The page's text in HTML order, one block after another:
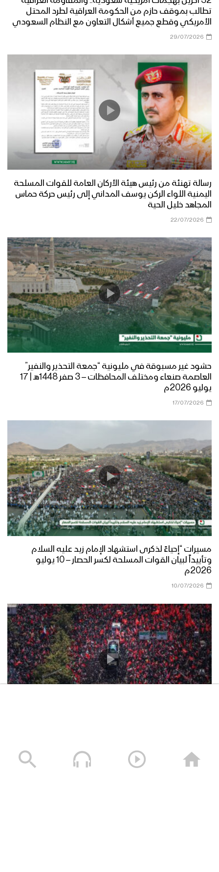
تطالب بموقف حازم من الحكومة العراقية لطرد المحتل
الأمريكي وقطع جميع أشكال التعاون مع النظام السعودي
29/07/2026
رسالة تهنئة من رئيس هيئة الأركان العامة للقوات المسلحة
اليمنية اللواء الركن يوسف المداني إلى رئيس حركة حماس
المجاهد خليل الحية
22/07/2026
حشود غير مسبوقة في مليونية “جمعة التحذير والنفير”
العاصمة صنعاء ومختلف المحافظات – 3 صفر 1448هـ | 17
يوليو 2026م
17/07/2026
مسيرات “إحياءً لذكرى استشهاد الإمام زيد عليه السلام
وتأييداً لبيان القوات المسلحة لكسر الحصار – 10 يوليو
2026م
10/07/2026
06/07/2026